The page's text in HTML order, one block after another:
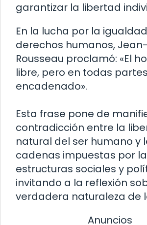
garantizar la libertad
En la lucha por la
derechos humanos,
Rousseau proclamó: «El
libre, pero en todas
encadenado».
Esta frase pone de
contradicción entre la
natural del ser humano y
cadenas impuestas por
estructuras sociales y
invitando a la reflexión
verdadera naturaleza de
Anuncios